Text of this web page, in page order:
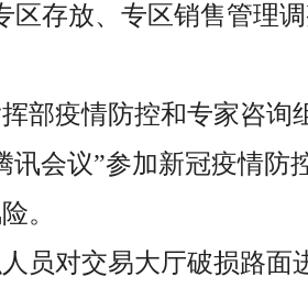
区存放、专区销售管理
部疫情防控和专家咨询
讯会议”参加新冠疫情防
。
员对交易大厅破损路面